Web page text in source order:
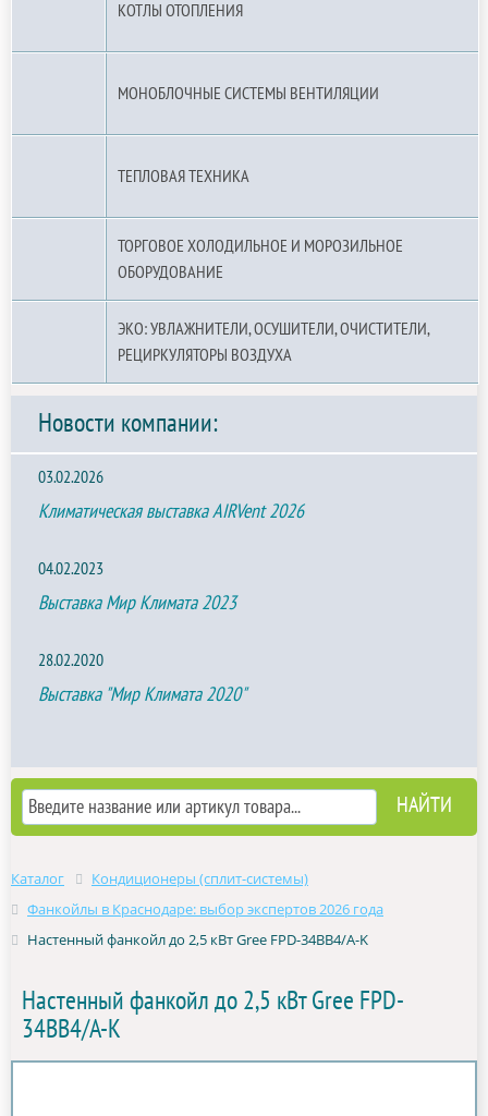
КОТЛЫ ОТОПЛЕНИЯ
МОНОБЛОЧНЫЕ СИСТЕМЫ ВЕНТИЛЯЦИИ
ТЕПЛОВАЯ ТЕХНИКА
ТОРГОВОЕ ХОЛОДИЛЬНОЕ И МОРОЗИЛЬНОЕ
ОБОРУДОВАНИЕ
ЭКО: УВЛАЖНИТЕЛИ, ОСУШИТЕЛИ, ОЧИСТИТЕЛИ,
РЕЦИРКУЛЯТОРЫ ВОЗДУХА
Новости компании:
03.02.2026
Климатическая выставка AIRVent 2026
04.02.2023
Выставка Мир Климата 2023
28.02.2020
Выставка "Мир Климата 2020"
Каталог
Кондиционеры (сплит-системы)
Фанкойлы в Краснодаре: выбор экспертов 2026 года
Настенный фанкойл до 2,5 кВт Gree FPD-34BB4/A-K
Настенный фанкойл до 2,5 кВт Gree FPD-
34BB4/A-K